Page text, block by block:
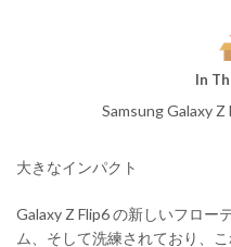
In
Samsung Galaxy
大きなインパクト
Galaxy Z Flip6 の新しいフロー
ム、そして洗練されており、